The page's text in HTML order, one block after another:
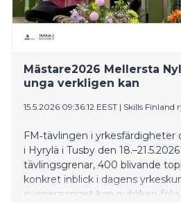
Mästare2026 Mellersta
unga verkligen kan
15.5.2026 09:36:12 EEST | Skills Finland
FM‑tävlingen i yrkesfärdigheter
i Hyrylä i Tusby den
tävlingsgrenar, 400 blivande
konkret inblick i dagens
evenemanget kan publiken